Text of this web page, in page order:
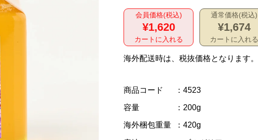
会員価格(税込)
¥1,620
カートに入れる
通常価格(税込)
¥1,674
カートに入れる
海外配送時は、税抜価格となります。
商品コード ：4523
容量 ：200g
海外梱包重量 ：420g